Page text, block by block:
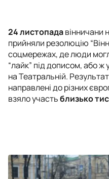
24 листопадавінничани
прийняли резолюцію
соцмережах, де люди
“лайк” під дописом, або ж
на Театральній.
направлені до різних
взяло участьблизько